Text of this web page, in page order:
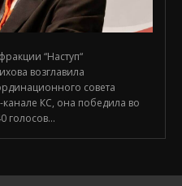
“Наступ“
возглавила
совета
канале КС, она победила во
голосов...